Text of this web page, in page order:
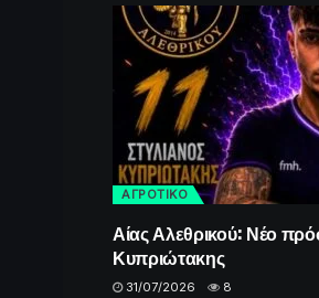
ΑΓΡΟΤΙΚΟ
Αίας Αλεθρικού: Νέο
Κυπριώτακης
31/07/2026 8